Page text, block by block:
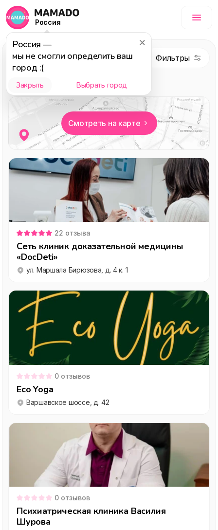
Россия
Россия —
мы не смогли определить ваш
город :(
Закрыть Выбрать город
Здоровье
Выбор редакции
Смотреть на карте
22 отзыва
Сеть клиник доказательной медицины
«DocDeti»
ул. Маршала Бирюзова, д. 4 к. 1
0 отзывов
Eco Yoga
Варшавское шоссе, д. 42
0 отзывов
Психиатрическая клиника Василия
Шурова